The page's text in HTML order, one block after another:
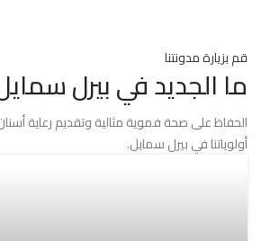
قم بزيارة مدونتنا
ما الجديد في بيرل
الحفاظ على صحة فموية مثالية وتقديم رعاية
أولوياتنا في بيرل سمايل.